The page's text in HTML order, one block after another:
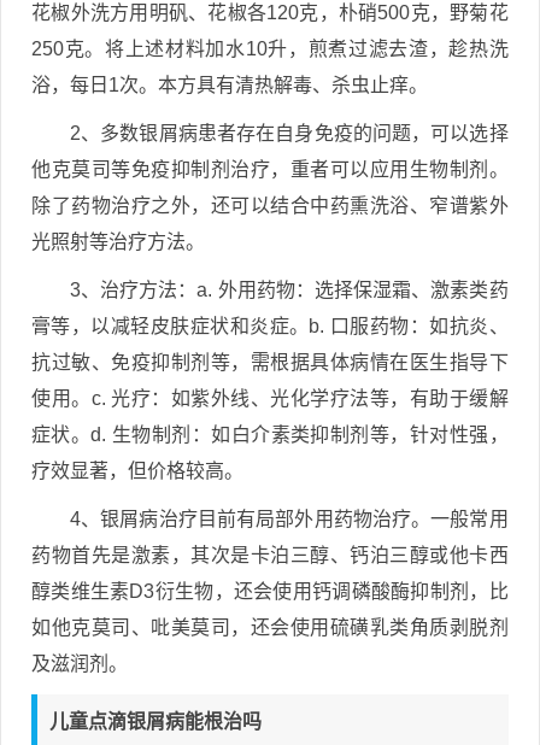
花椒外洗方用明矾、花椒各120克，朴硝500克，野菊花
250克。将上述材料加水10升，煎煮过滤去渣，趁热洗
浴，每日1次。本方具有清热解毒、杀虫止痒。
2、多数银屑病患者存在自身免疫的问题，可以选择
他克莫司等免疫抑制剂治疗，重者可以应用生物制剂。
除了药物治疗之外，还可以结合中药熏洗浴、窄谱紫外
光照射等治疗方法。
3、治疗方法：a. 外用药物：选择保湿霜、激素类药
膏等，以减轻皮肤症状和炎症。b. 口服药物：如抗炎、
抗过敏、免疫抑制剂等，需根据具体病情在医生指导下
使用。c. 光疗：如紫外线、光化学疗法等，有助于缓解
症状。d. 生物制剂：如白介素类抑制剂等，针对性强，
疗效显著，但价格较高。
4、银屑病治疗目前有局部外用药物治疗。一般常用
药物首先是激素，其次是卡泊三醇、钙泊三醇或他卡西
醇类维生素D3衍生物，还会使用钙调磷酸酶抑制剂，比
如他克莫司、吡美莫司，还会使用硫磺乳类角质剥脱剂
及滋润剂。
儿童点滴银屑病能根治吗